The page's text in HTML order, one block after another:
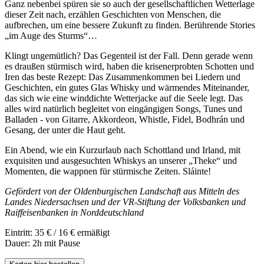
Ganz nebenbei spüren sie so auch der gesellschaftlichen Wetterlage
dieser Zeit nach, erzählen Geschichten von Menschen, die
aufbrechen, um eine bessere Zukunft zu finden. Berührende Stories
„im Auge des Sturms“…
Klingt ungemütlich? Das Gegenteil ist der Fall. Denn gerade wenn
es draußen stürmisch wird, haben die krisenerprobten Schotten und
Iren das beste Rezept: Das Zusammenkommen bei Liedern und
Geschichten, ein gutes Glas Whisky und wärmendes Miteinander,
das sich wie eine winddichte Wetterjacke auf die Seele legt. Das
alles wird natürlich begleitet von eingängigen Songs, Tunes und
Balladen - von Gitarre, Akkordeon, Whistle, Fidel, Bodhrán und
Gesang, der unter die Haut geht.
Ein Abend, wie ein Kurzurlaub nach Schottland und Irland, mit
exquisiten und ausgesuchten Whiskys an unserer „Theke“ und
Momenten, die wappnen für stürmische Zeiten. Sláinte!
Gefördert von der Oldenburgischen Landschaft aus Mitteln des
Landes Niedersachsen und der VR-Stiftung der Volksbanken und
Raiffeisenbanken in Norddeutschland
Eintritt: 35 € / 16 € ermäßigt
Dauer: 2h mit Pause